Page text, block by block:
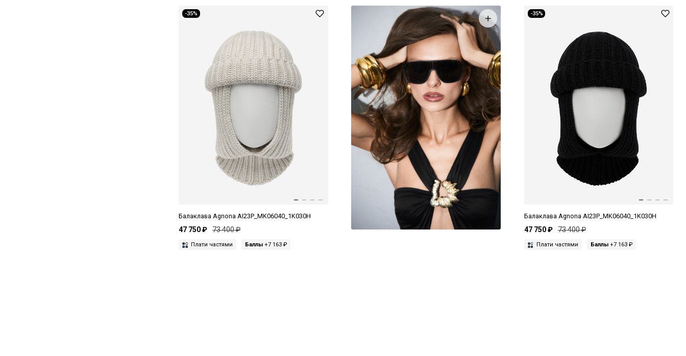
-35%
Балаклава Agnona AI23P_MK06040_1K030H
47 750 ₽ 73 400 ₽
Плати частями Баллы +7 163 ₽
-35%
Балаклава Agnona AI23P_MK06040_1K030H
47 750 ₽ 73 400 ₽
Плати частями Баллы+7 163 ₽